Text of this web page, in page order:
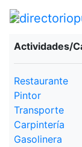
Actividades/
Restaurante
Pintor
Transporte
Carpintería
Gasolinera